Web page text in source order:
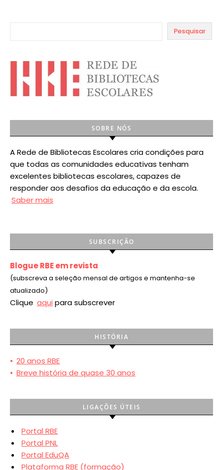
Pesquisar
SOBRE NÓS
A Rede de Bibliotecas Escolares cria condições para
que todas as comunidades educativas tenham
excelentes bibliotecas escolares, capazes de
responder aos desafios da educação e da escola.
Saber mais
SUBSCRIÇÃO
Blogue RBE em revista
(subscreva a seleção mensal de artigos e mantenha-se
atualizado)
Clique aqui para subscrever
HISTÓRIA
• 20 anos RBE
• Breve história de quase 30 anos
LIGAÇÕES ÚTEIS
Portal RBE
Portal PNL
Portal EduQA
Plataforma RBE (formação)